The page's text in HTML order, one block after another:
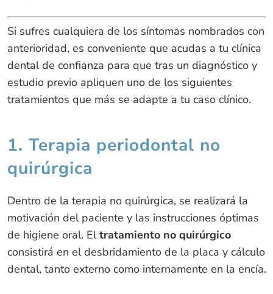
Si sufres cualquiera de los síntomas nombrados con
anterioridad, es conveniente que acudas a tu clínica
dental de confianza para que tras un diagnóstico y
estudio previo apliquen uno de los siguientes
tratamientos que más se adapte a tu caso clínico.
1. Terapia periodontal no
quirúrgica
Dentro de la terapia no quirúrgica, se realizará la
motivación del paciente y las instrucciones óptimas
de higiene oral. Eltratamiento no quirúrgico
consistirá en el desbridamiento de la placa y cálculo
dental, tanto externo como internamente en la encía.